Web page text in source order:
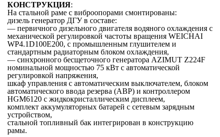
КОНСТРУКЦИЯ:
На стальной раме с виброопорами смонтированы:
дизель генератор ДГУ в составе:
— первичного дизельного двигателя водяного охлаждения с
механической регулировкой частоты вращения WEICHAI
WP4.1D100E200, с промышленным глушителем и
стандартным радиаторным блоком охлаждения,
— синхронного бесщеточного генератора AZIMUT Z224F
номинальной мощностью 75 кВт c автоматической
регулировкой напряжения,
шкаф управления с автоматическим выключателем, блоком
автоматического ввода резерва (АВР) и контроллером
HGM6120 с жидкокристаллическим дисплеем,
комплект аккумуляторных батарей с сетевым зарядным
устройством,
стальной топливный бак интегрирован в конструкцию
рамы.